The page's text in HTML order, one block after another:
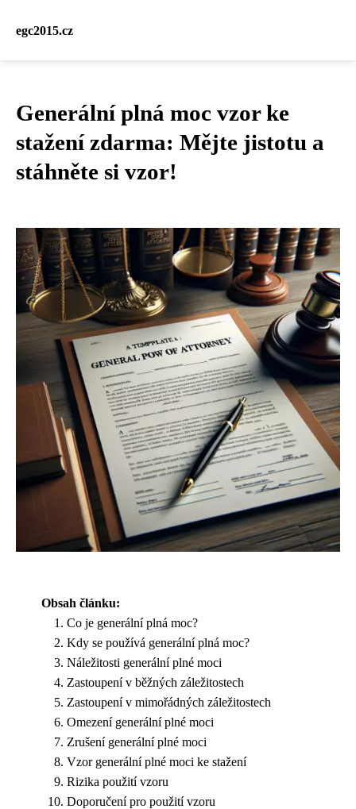
egc2015.cz
Generální plná moc vzor ke
stažení zdarma: Mějte jistotu a
stáhněte si vzor!
Obsah článku:
Co je generální plná moc?
Kdy se používá generální plná moc?
Náležitosti generální plné moci
Zastoupení v běžných záležitostech
Zastoupení v mimořádných záležitostech
Omezení generální plné moci
Zrušení generální plné moci
Vzor generální plné moci ke stažení
Rizika použití vzoru
Doporučení pro použití vzoru